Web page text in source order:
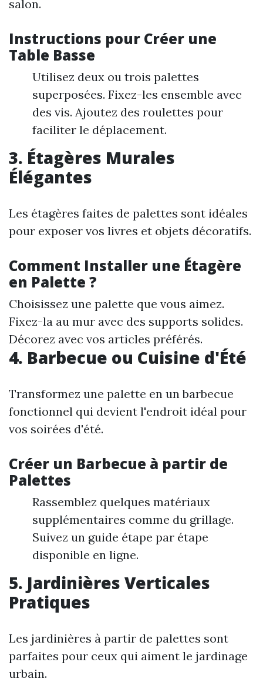
salon.
Instructions pour Créer une
Table Basse
Utilisez deux ou trois palettes
superposées. Fixez-les ensemble avec
des vis. Ajoutez des roulettes pour
faciliter le déplacement.
3. Étagères Murales
Élégantes
Les étagères faites de palettes sont idéales
pour exposer vos livres et objets décoratifs.
Comment Installer une Étagère
en Palette ?
Choisissez une palette que vous aimez.
Fixez-la au mur avec des supports solides.
Décorez avec vos articles préférés.
4. Barbecue ou Cuisine d'Été
Transformez une palette en un barbecue
fonctionnel qui devient l'endroit idéal pour
vos soirées d'été.
Créer un Barbecue à partir de
Palettes
Rassemblez quelques matériaux
supplémentaires comme du grillage.
Suivez un guide étape par étape
disponible en ligne.
5. Jardinières Verticales
Pratiques
Les jardinières à partir de palettes sont
parfaites pour ceux qui aiment le jardinage
urbain.